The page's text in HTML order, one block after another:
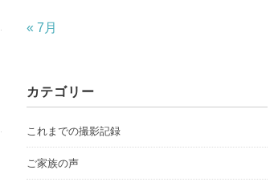
« 7月
カテゴリー
これまでの撮影記録
ご家族の声